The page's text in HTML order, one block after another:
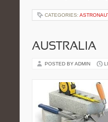
CATEGORIES:
AUSTRALIA
POSTED BY ADMIN